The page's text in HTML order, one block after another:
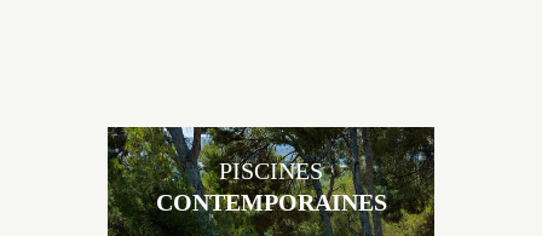
PISCINES
CONTEMPORAINES